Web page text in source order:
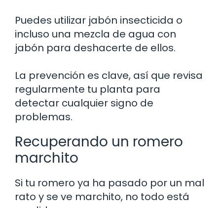
Puedes utilizar jabón insecticida o
incluso una mezcla de agua con
jabón para deshacerte de ellos.
La prevención es clave, así que revisa
regularmente tu planta para
detectar cualquier signo de
problemas.
Recuperando un romero
marchito
Si tu romero ya ha pasado por un mal
rato y se ve marchito, no todo está